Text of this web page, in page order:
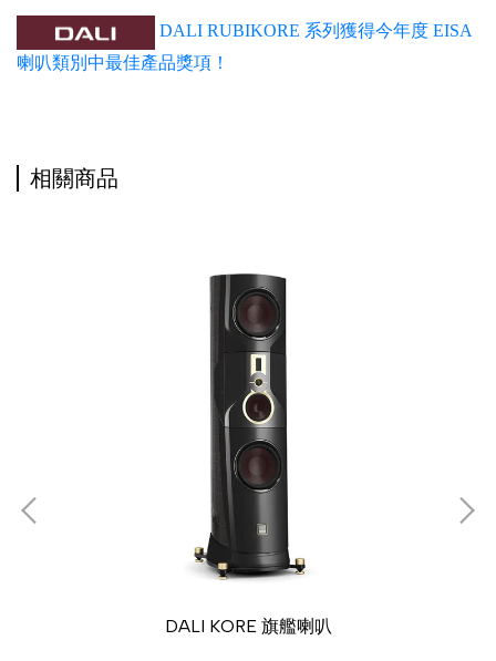
DALI RUBIKORE 系列獲得今年度 EISA
喇叭類別中最佳產品獎項！
相關商品
DALI KORE 旗艦喇叭